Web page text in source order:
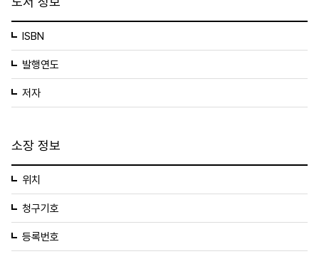
ISBN
발행연도
저자
소장 정보
위치
청구기호
등록번호